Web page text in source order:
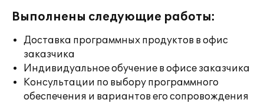
Выполнены следующие работы:
Доставка программных продуктов в офис
заказчика
Индивидуальное обучение в офисе заказчика
Консультации по выбору программного
обеспечения и вариантов его сопровождения